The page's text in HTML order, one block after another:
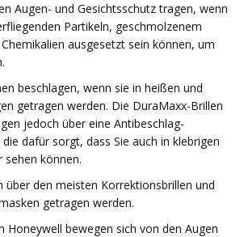
Augen- und Gesichtsschutz tragen, wenn
Partikeln, geschmolzenem
ausgesetzt sein können, um
beschlagen, wenn sie in heißen und
getragen werden. Die DuraMaxx-Brillen
jedoch über eine Antibeschlag-
dafür sorgt, dass Sie auch in klebrigen
sehen können.
über den meisten Korrektionsbrillen und
getragen werden.
Honeywell bewegen sich von den Augen